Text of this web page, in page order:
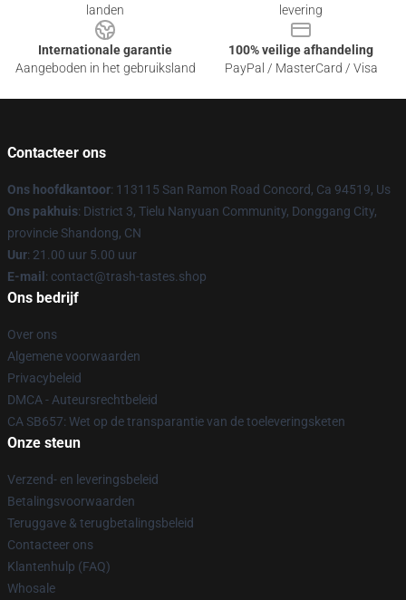
landen
levering
Internationale garantie
Aangeboden in het gebruiksland
100% veilige afhandeling
PayPal / MasterCard / Visa
Contacteer ons
Ons hoofdkantoor: 113115 San Ramon Road Concord, Ca 94519, Us
Ons pakhuis: District 3, Tielu Nanyuan Community, Donggang City,
provincie Shandong, CN
Uur: 21.00 uur 5.00 uur
E-mail : contact@trash-tastes.shop
Ons bedrijf
Over ons
Algemene voorwaarden
Privacybeleid
DMCA - Auteursrechtbeleid
CA SB657: Wet op de transparantie van de toeleveringsketen
Onze steun
Verzend- en leveringsbeleid
Betalingsvoorwaarden
Teruggave & terugbetalingsbeleid
Contacteer ons
Klantenhulp (FAQ)
Whosale